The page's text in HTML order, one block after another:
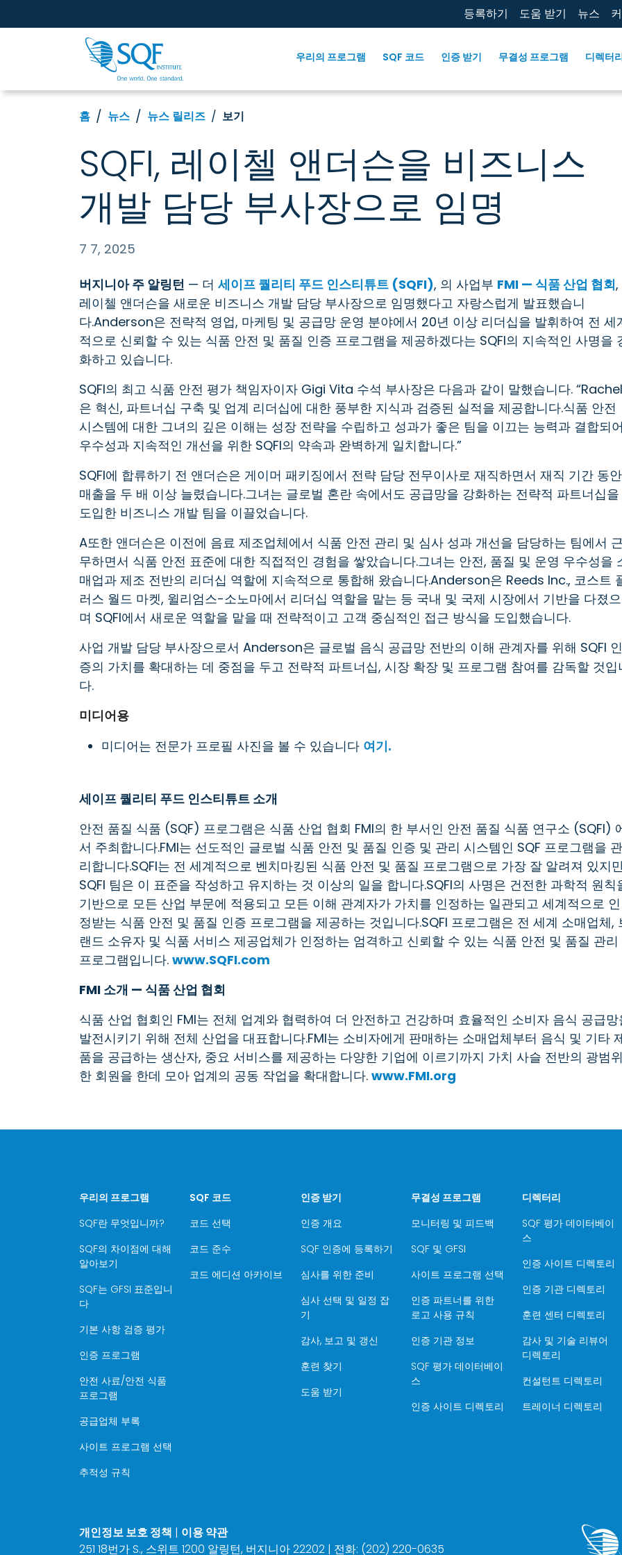
등록하기 도움 받기 뉴스
우리의 프로그램 SQF 코드 인증 받기 무결성 프로그램 디렉터
홈 뉴스 뉴스 릴리즈 보기
SQFI, 레이첼 앤더슨을 비즈니스
개발 담당 부사장으로 임명
7 7, 2025
버지니아 주 알링턴 — 더 세이프 퀄리티 푸드 인스티튜트 (SQFI), 의 사업부 FMI — 식품 산업 협회,
레이첼 앤더슨을 새로운 비즈니스 개발 담당 부사장으로 임명했다고 자랑스럽게 발표했습니
다.Anderson은 전략적 영업, 마케팅 및 공급망 운영 분야에서 20년 이상 리더십을 발휘하여 전 세
적으로 신뢰할 수 있는 식품 안전 및 품질 인증 프로그램을 제공하겠다는 SQFI의 지속적인 사명을
화하고 있습니다.
SQFI의 최고 식품 안전 평가 책임자이자 Gigi Vita 수석 부사장은 다음과 같이 말했습니다. “Rachel
은 혁신, 파트너십 구축 및 업계 리더십에 대한 풍부한 지식과 검증된 실적을 제공합니다.식품 안전
시스템에 대한 그녀의 깊은 이해는 성장 전략을 수립하고 성과가 좋은 팀을 이끄는 능력과 결합되어
우수성과 지속적인 개선을 위한 SQFI의 약속과 완벽하게 일치합니다.”
SQFI에 합류하기 전 앤더슨은 게이머 패키징에서 전략 담당 전무이사로 재직하면서 재직 기간 동안
매출을 두 배 이상 늘렸습니다.그녀는 글로벌 혼란 속에서도 공급망을 강화하는 전략적 파트너십을
도입한 비즈니스 개발 팀을 이끌었습니다.
A또한 앤더슨은 이전에 음료 제조업체에서 식품 안전 관리 및 심사 성과 개선을 담당하는 팀에서 근
무하면서 식품 안전 표준에 대한 직접적인 경험을 쌓았습니다.그녀는 안전, 품질 및 운영 우수성을
매업과 제조 전반의 리더십 역할에 지속적으로 통합해 왔습니다.Anderson은 Reeds Inc., 코스트
러스 월드 마켓, 윌리엄스-소노마에서 리더십 역할을 맡는 등 국내 및 국제 시장에서 기반을 다졌으
며 SQFI에서 새로운 역할을 맡을 때 전략적이고 고객 중심적인 접근 방식을 도입했습니다.
사업 개발 담당 부사장으로서 Anderson은 글로벌 음식 공급망 전반의 이해 관계자를 위해 SQFI 인
증의 가치를 확대하는 데 중점을 두고 전략적 파트너십, 시장 확장 및 프로그램 참여를 감독할 것입
다.
미디어용
미디어는 전문가 프로필 사진을 볼 수 있습니다 여기.
세이프 퀄리티 푸드 인스티튜트 소개
안전 품질 식품 (SQF) 프로그램은 식품 산업 협회 FMI의 한 부서인 안전 품질 식품 연구소 (SQFI)
서 주최합니다.FMI는 선도적인 글로벌 식품 안전 및 품질 인증 및 관리 시스템인 SQF 프로그램을 관
리합니다.SQFI는 전 세계적으로 벤치마킹된 식품 안전 및 품질 프로그램으로 가장 잘 알려져 있지
SQFI 팀은 이 표준을 작성하고 유지하는 것 이상의 일을 합니다.SQFI의 사명은 건전한 과학적 원칙
기반으로 모든 산업 부문에 적용되고 모든 이해 관계자가 가치를 인정하는 일관되고 세계적으로 인
정받는 식품 안전 및 품질 인증 프로그램을 제공하는 것입니다.SQFI 프로그램은 전 세계 소매업체,
랜드 소유자 및 식품 서비스 제공업체가 인정하는 엄격하고 신뢰할 수 있는 식품 안전 및 품질 관리
프로그램입니다. www.SQFI.com
FMI 소개 — 식품 산업 협회
식품 산업 협회인 FMI는 전체 업계와 협력하여 더 안전하고 건강하며 효율적인 소비자 음식 공급망
발전시키기 위해 전체 산업을 대표합니다.FMI는 소비자에게 판매하는 소매업체부터 음식 및 기타
품을 공급하는 생산자, 중요 서비스를 제공하는 다양한 기업에 이르기까지 가치 사슬 전반의 광범위
한 회원을 한데 모아 업계의 공동 작업을 확대합니다. www.FMI.org
우리의 프로그램
SQF란 무엇입니까?
SQF의 차이점에 대해
알아보기
SQF는 GFSI 표준입니
다
기본 사항 검증 평가
인증 프로그램
안전 사료/안전 식품
프로그램
공급업체 부록
사이트 프로그램 선택
추적성 규칙
SQF 코드
코드 선택
코드 준수
코드 에디션 아카이브
인증 받기
인증 개요
SQF 인증에 등록하기
심사를 위한 준비
심사 선택 및 일정 잡
기
감사, 보고 및 갱신
훈련 찾기
도움 받기
무결성 프로그램
모니터링 및 피드백
SQF 및 GFSI
사이트 프로그램 선택
인증 파트너를 위한
로고 사용 규칙
인증 기관 정보
SQF 평가 데이터베이
스
인증 사이트 디렉토리
디렉터리
SQF 평가 데이터베이
스
인증 사이트 디렉토리
인증 기관 디렉토리
훈련 센터 디렉토리
감사 및 기술 리뷰어
디렉토리
컨설턴트 디렉토리
트레이너 디렉토리
개인정보 보호 정책 | 이용 약관
251 18번가 S., 스위트 1200 알링턴, 버지니아 22202 | 전화: (202) 220-0635